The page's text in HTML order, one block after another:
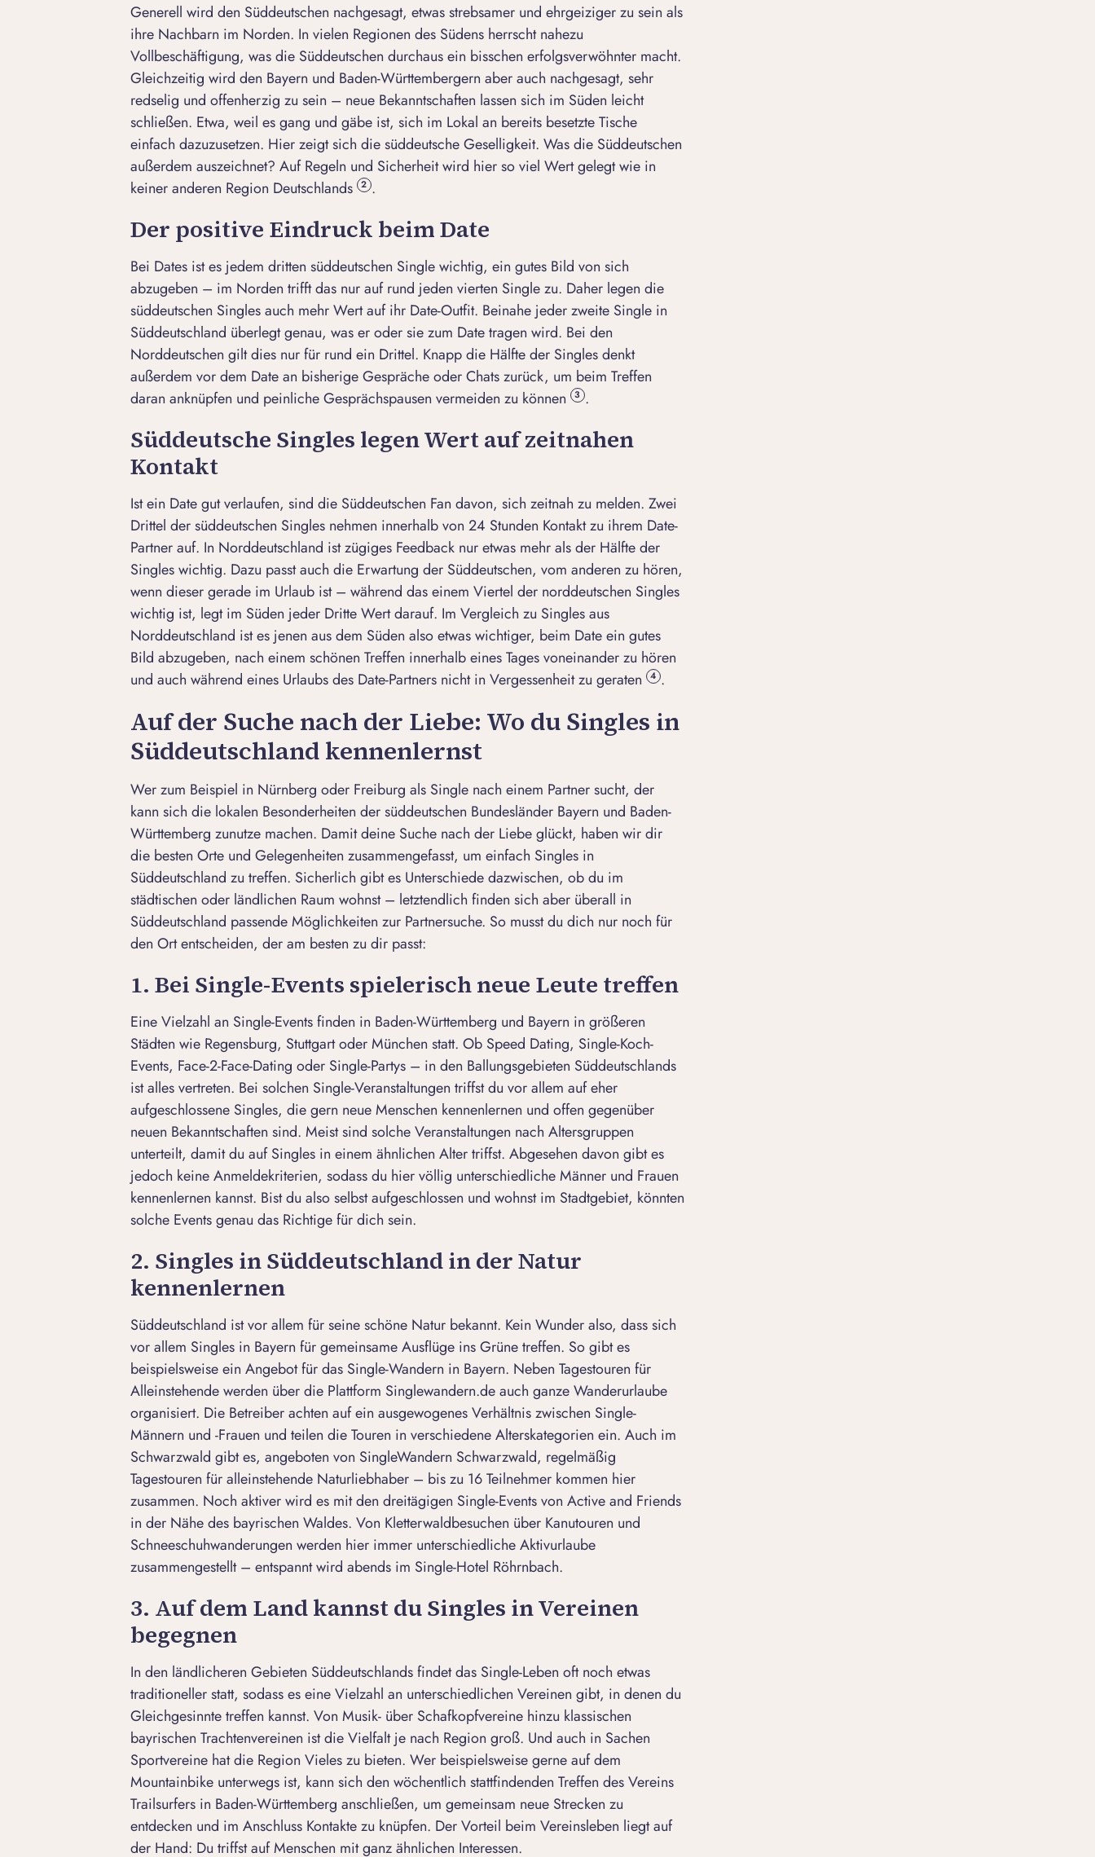
Generell wird den Süddeutschen nachgesagt, etwas strebsamer und ehrgeiziger zu sein als
ihre Nachbarn im Norden. In vielen Regionen des Südens herrscht nahezu
Vollbeschäftigung, was die Süddeutschen durchaus ein bisschen erfolgsverwöhnter macht.
Gleichzeitig wird den Bayern und Baden-Württembergern aber auch nachgesagt, sehr
redselig und offenherzig zu sein – neue Bekanntschaften lassen sich im Süden leicht
schließen. Etwa, weil es gang und gäbe ist, sich im Lokal an bereits besetzte Tische
einfach dazuzusetzen. Hier zeigt sich die süddeutsche Geselligkeit. Was die Süddeutschen
außerdem auszeichnet? Auf Regeln und Sicherheit wird hier so viel Wert gelegt wie in
keiner anderen Region Deutschlands
2 .
Der positive Eindruck beim Date
Bei Dates ist es jedem dritten süddeutschen Single wichtig, ein gutes Bild von sich
abzugeben – im Norden trifft das nur auf rund jeden vierten Single zu. Daher legen die
süddeutschen Singles auch mehr Wert auf ihr Date-Outfit. Beinahe jeder zweite Single in
Süddeutschland überlegt genau, was er oder sie zum Date tragen wird. Bei den
Norddeutschen gilt dies nur für rund ein Drittel. Knapp die Hälfte der Singles denkt
außerdem vor dem Date an bisherige Gespräche oder Chats zurück, um beim Treffen
daran anknüpfen und peinliche Gesprächspausen vermeiden zu können
3 .
Süddeutsche Singles legen Wert auf zeitnahen
Kontakt
Ist ein Date gut verlaufen, sind die Süddeutschen Fan davon, sich zeitnah zu melden. Zwei
Drittel der süddeutschen Singles nehmen innerhalb von 24 Stunden Kontakt zu ihrem Date-
Partner auf. In Norddeutschland ist zügiges Feedback nur etwas mehr als der Hälfte der
Singles wichtig. Dazu passt auch die Erwartung der Süddeutschen, vom anderen zu hören,
wenn dieser gerade im Urlaub ist – während das einem Viertel der norddeutschen Singles
wichtig ist, legt im Süden jeder Dritte Wert darauf. Im Vergleich zu Singles aus
Norddeutschland ist es jenen aus dem Süden also etwas wichtiger, beim Date ein gutes
Bild abzugeben, nach einem schönen Treffen innerhalb eines Tages voneinander zu hören
und auch während eines Urlaubs des Date-Partners nicht in Vergessenheit zu geraten
4 .
Auf der Suche nach der Liebe: Wo du Singles in
Süddeutschland kennenlernst
Wer zum Beispiel in Nürnberg oder Freiburg als Single nach einem Partner sucht, der
kann sich die lokalen Besonderheiten der süddeutschen Bundesländer Bayern und Baden-
Württemberg zunutze machen. Damit deine Suche nach der Liebe glückt, haben wir dir
die besten Orte und Gelegenheiten zusammengefasst, um einfach Singles in
Süddeutschland zu treffen. Sicherlich gibt es Unterschiede dazwischen, ob du im
städtischen oder ländlichen Raum wohnst – letztendlich finden sich aber überall in
Süddeutschland passende Möglichkeiten zur Partnersuche. So musst du dich nur noch für
den Ort entscheiden, der am besten zu dir passt:
1. Bei Single-Events spielerisch neue Leute treffen
Eine Vielzahl an Single-Events finden in Baden-Württemberg und Bayern in größeren
Städten wie Regensburg, StuttgartoderMünchen statt. Ob Speed Dating, Single-Koch-
Events, Face-2-Face-Dating oder Single-Partys – in den Ballungsgebieten Süddeutschlands
ist alles vertreten. Bei solchen Single-Veranstaltungen triffst du vor allem auf eher
aufgeschlossene Singles, die gern neue Menschen kennenlernen und offen gegenüber
neuen Bekanntschaften sind. Meist sind solche Veranstaltungen nach Altersgruppen
unterteilt, damit du auf Singles in einem ähnlichen Alter triffst. Abgesehen davon gibt es
jedoch keine Anmeldekriterien, sodass du hier völlig unterschiedliche Männer und Frauen
kennenlernen kannst. Bist du also selbst aufgeschlossen und wohnst im Stadtgebiet, könnten
solche Events genau das Richtige für dich sein.
2. Singles in Süddeutschland in der Natur
kennenlernen
Süddeutschland ist vor allem für seine schöne Natur bekannt. Kein Wunder also, dass sich
vor allem Singles in Bayern für gemeinsame Ausflüge ins Grüne treffen. So gibt es
beispielsweise ein Angebot für das Single-Wandern in Bayern. Neben Tagestouren für
Alleinstehende werden über die Plattform Singlewandern.deauch ganze Wanderurlaube
organisiert. Die Betreiber achten auf ein ausgewogenes Verhältnis zwischen Single-
Männern und -Frauen und teilen die Touren in verschiedene Alterskategorien ein. Auch im
Schwarzwald gibt es, angeboten von SingleWandern Schwarzwald, regelmäßig
Tagestouren für alleinstehende Naturliebhaber – bis zu 16 Teilnehmer kommen hier
zusammen. Noch aktiver wird es mit den dreitägigen Single-Events von Active and Friends
in der Nähe des bayrischen Waldes. Von Kletterwaldbesuchen über Kanutouren und
Schneeschuhwanderungen werden hier immer unterschiedliche Aktivurlaube
zusammengestellt – entspannt wird abends im Single-Hotel Röhrnbach.
3. Auf dem Land kannst du Singles in Vereinen
begegnen
In den ländlicheren Gebieten Süddeutschlands findet das Single-Leben oft noch etwas
traditioneller statt, sodass es eine Vielzahl an unterschiedlichen Vereinen gibt, in denen du
Gleichgesinnte treffen kannst. Von Musik- über Schafkopfvereine hinzu klassischen
bayrischen Trachtenvereinen ist die Vielfalt je nach Region groß. Und auch in Sachen
Sportvereine hat die Region Vieles zu bieten. Wer beispielsweise gerne auf dem
Mountainbike unterwegs ist, kann sich den wöchentlich stattfindenden Treffen des Vereins
Trailsurfers in Baden-Württemberg anschließen, um gemeinsam neue Strecken zu
entdecken und im Anschluss Kontakte zu knüpfen. Der Vorteil beim Vereinsleben liegt auf
der Hand: Du triffst auf Menschen mit ganz ähnlichen Interessen.